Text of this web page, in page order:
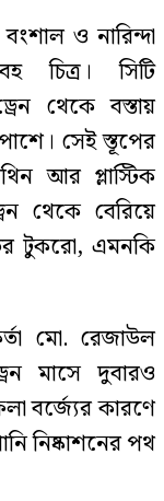
ও নারিন্দা
চিত্র। সিটি
থেকে বস্তায়
সেই স্তূপের
আর প্লাস্টিক
থেকে বেরিয়ে
টুকরো, এমনকি
মো. রেজাউল
মাসে দুবারও
বর্জ্যের কারণে
নিষ্কাশনের পথ